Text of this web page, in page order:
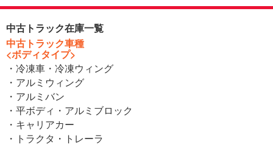
中古トラック在庫一覧
中古トラック車種
<ボディタイプ>
・冷凍車・冷凍ウィング
・アルミウィング
・アルミバン
・平ボディ・アルミブロック
・キャリアカー
・トラクタ・トレーラ